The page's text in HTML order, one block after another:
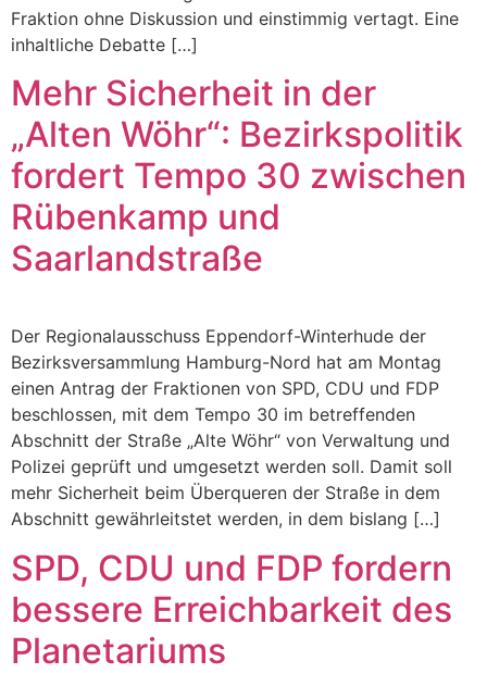
Fraktion ohne Diskussion und einstimmig vertagt. Eine
inhaltliche Debatte […]
Mehr Sicherheit in der
„Alten Wöhr“: Bezirkspolitik
fordert Tempo 30 zwischen
Rübenkamp und
Saarlandstraße
Der Regionalausschuss Eppendorf-Winterhude der
Bezirksversammlung Hamburg-Nord hat am Montag
einen Antrag der Fraktionen von SPD, CDU und FDP
beschlossen, mit dem Tempo 30 im betreffenden
Abschnitt der Straße „Alte Wöhr“ von Verwaltung und
Polizei geprüft und umgesetzt werden soll. Damit soll
mehr Sicherheit beim Überqueren der Straße in dem
Abschnitt gewährleitstet werden, in dem bislang […]
SPD, CDU und FDP fordern
bessere Erreichbarkeit des
Planetariums